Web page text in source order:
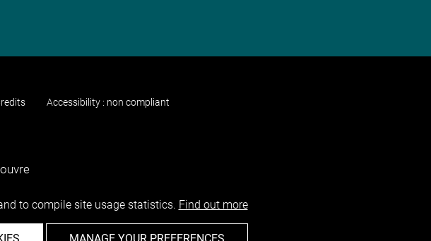
Accessibility : non compliant
to compile site usage statistics. Find out more